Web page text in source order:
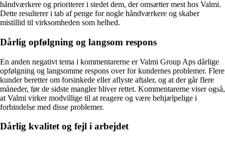
håndværkere og prioriterer i stedet dem, der omsætter mest hos Valmi.
Dette resulterer i tab af penge for nogle håndværkere og skaber
mistillid til virksomheden som helhed.
Dårlig opfølgning og langsom respons
En anden negativt tema i kommentarerne er Valmi Group Aps dårlige
opfølgning og langsomme respons over for kundernes problemer. Flere
kunder beretter om forsinkede eller aflyste aftaler, og at der går flere
måneder, før de sidste mangler bliver rettet. Kommentarerne viser også,
at Valmi virker modvillige til at reagere og være behjælpelige i
forbindelse med disse problemer.
Dårlig kvalitet og fejl i arbejdet